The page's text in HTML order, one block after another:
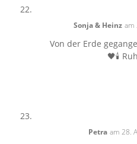
Sonja & Heinz am
Von der Erde
🖤🕯
Petra am 28.